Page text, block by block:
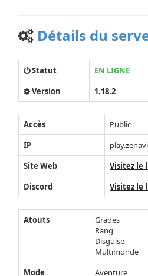
Détails du
Statut
EN LIGNE
Version
1.18.2
Accès
Public
IP
Site Web
Visitez le
Discord
Visitez le
Atouts
Grades
Rang
Disguise
Multimonde
Mode
Aventure